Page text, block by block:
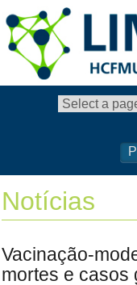
Notícias
Vacinação-
mortes e casos